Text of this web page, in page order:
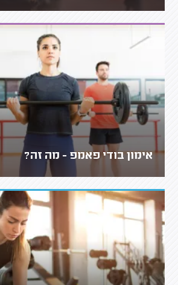
אימון בודי פאמפ - מה זה?